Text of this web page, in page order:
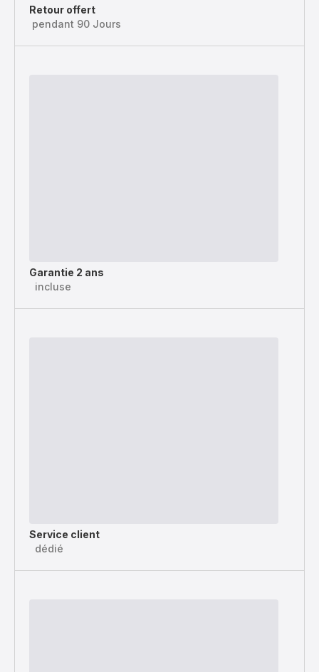
Retour offert
pendant 90 Jours
Garantie 2 ans
incluse
Service client
dédié